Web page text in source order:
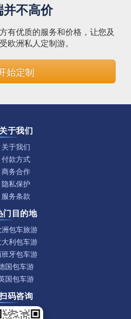
并不高价
有优质的服务和价格，让您及
欧洲私人定制游。
始定制
关于我们
关于我们
付款方式
商务合作
隐私保护
服务条款
门目的地
包车旅游
利包车游
牙包车游
国包车游
国包车游
码咨询